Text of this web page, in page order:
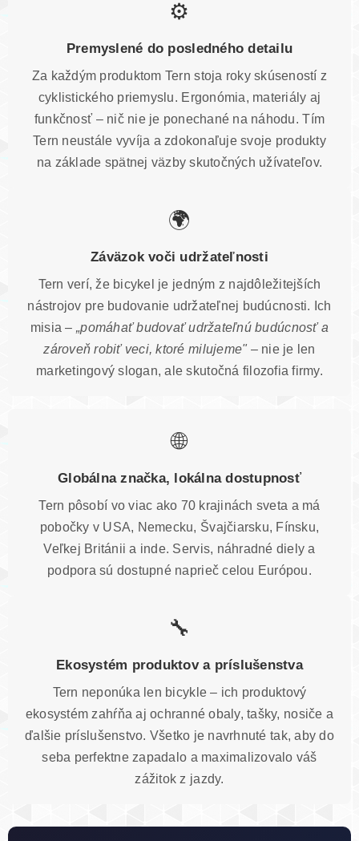
⚙️
Premyslené do posledného detailu
Za každým produktom Tern stoja roky skúseností z
cyklistického priemyslu. Ergonómia, materiály aj
funkčnosť – nič nie je ponechané na náhodu. Tím
Tern neustále vyvíja a zdokonaľuje svoje produkty
na základe spätnej väzby skutočných užívateľov.
🌍
Záväzok voči udržateľnosti
Tern verí, že bicykel je jedným z najdôležitejších
nástrojov pre budovanie udržateľnej budúcnosti. Ich
misia – „pomáhať budovať udržateľnú budúcnosť a
zároveň robiť veci, ktoré milujeme" – nie je len
marketingový slogan, ale skutočná filozofia firmy.
🌐
Globálna značka, lokálna dostupnosť
Tern pôsobí vo viac ako 70 krajinách sveta a má
pobočky v USA, Nemecku, Švajčiarsku, Fínsku,
Veľkej Británii a inde. Servis, náhradné diely a
podpora sú dostupné naprieč celou Európou.
🔧
Ekosystém produktov a príslušenstva
Tern neponúka len bicykle – ich produktový
ekosystém zahŕňa aj ochranné obaly, tašky, nosiče a
ďalšie príslušenstvo. Všetko je navrhnuté tak, aby do
seba perfektne zapadalo a maximalizovalo váš
zážitok z jazdy.